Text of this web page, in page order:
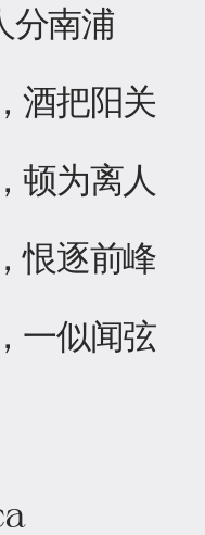
分南浦
酒把阳关
顿为离人
恨逐前峰
一似闻弦